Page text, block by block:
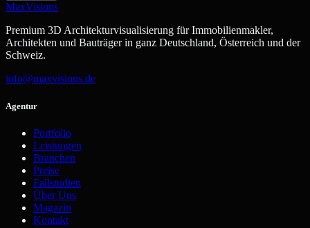
MaxVisions
Premium 3D Architekturvisualisierung für Immobilienmakler,
Architekten und Bauträger in ganz Deutschland, Österreich und der
Schweiz.
info@maxvisions.de
Agentur
Portfolio
Leistungen
Branchen
Preise
Fallstudien
Über Uns
Magazin
Kontakt